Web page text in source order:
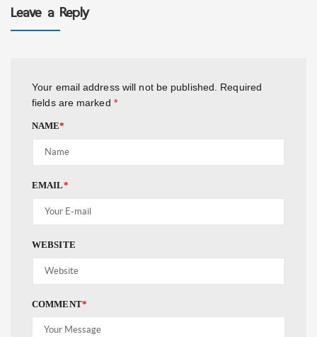
Leave a Reply
Your email address will not be published.
Required
fields are marked *
NAME*
EMAIL*
WEBSITE
COMMENT*